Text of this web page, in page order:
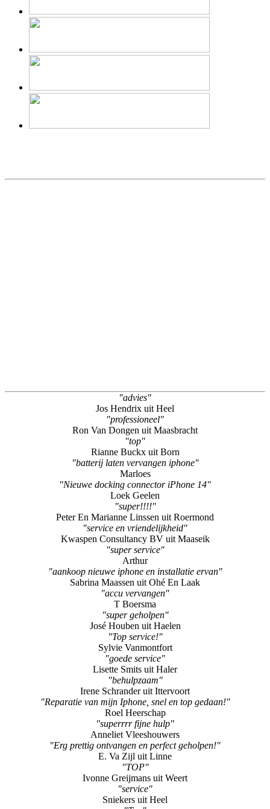
"advies"
Jos Hendrix uit Heel
"professioneel"
Ron Van Dongen uit Maasbracht
"top"
Rianne Buckx uit Born
"batterij laten vervangen iphone"
Marloes
"Nieuwe docking connector iPhone 14"
Loek Geelen
"super!!!!"
Peter En Marianne Linssen uit Roermond
"service en vriendelijkheid"
Kwaspen Consultancy BV uit Maaseik
"super service"
Arthur
"aankoop nieuwe iphone en installatie ervan"
Sabrina Maassen uit Ohé En Laak
"accu vervangen"
T Boersma
"super geholpen"
José Houben uit Haelen
"Top service!"
Sylvie Vanmontfort
"goede service"
Lisette Smits uit Haler
"behulpzaam"
Irene Schrander uit Ittervoort
"Reparatie van mijn Iphone, snel en top gedaan!"
Roel Heerschap
"superrrr fijne hulp"
Anneliet Vleeshouwers
"Erg prettig ontvangen en perfect geholpen!"
E. Va Zijl uit Linne
"TOP"
Ivonne Greijmans uit Weert
"service"
Sniekers uit Heel